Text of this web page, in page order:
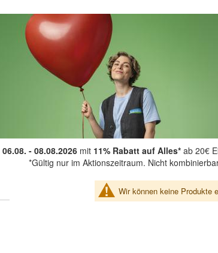
06.08. - 08.08.2026mit 11% Rabatt auf Alles*ab 20€
*Gültig nur im Aktionszeitraum. Nicht
Wir können keine Produkte